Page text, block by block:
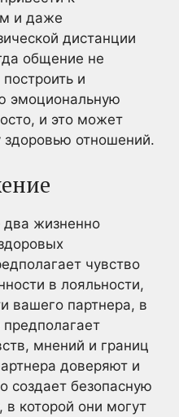
и даже
дистанции
общение не
и
эмоциональную
и это может
отношений.
жизненно
чувство
в лояльности,
вашего партнера, в
мнений и границ
доверяют и
создает безопасную
в которой они могут